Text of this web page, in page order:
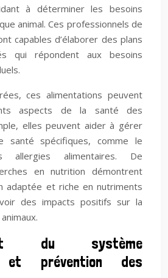
à déterminer les besoins
animal. Ces professionnels de
capables d’élaborer des plans
qui répondent aux besoins
ces alimentations peuvent
aspects de la santé des
elles peuvent aider à gérer
santé spécifiques, comme le
alimentaires. De
en nutrition démontrent
adaptée et riche en nutriments
des impacts positifs sur la
du système
et prévention des